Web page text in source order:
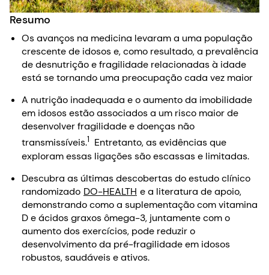
Resumo
Os avanços na medicina levaram a uma população
crescente de idosos e, como resultado, a prevalência
de desnutrição e fragilidade relacionadas à idade
está se tornando uma preocupação cada vez maior
A nutrição inadequada e o aumento da imobilidade
em idosos estão associados a um risco maior de
desenvolver fragilidade e doenças não
transmissíveis.1 Entretanto, as evidências que
exploram essas ligações são escassas e limitadas.
Descubra as últimas descobertas do estudo clínico
randomizado DO-HEALTH e a literatura de apoio,
demonstrando como a suplementação com vitamina
D e ácidos graxos ômega-3, juntamente com o
aumento dos exercícios, pode reduzir o
desenvolvimento da pré-fragilidade em idosos
robustos, saudáveis e ativos.